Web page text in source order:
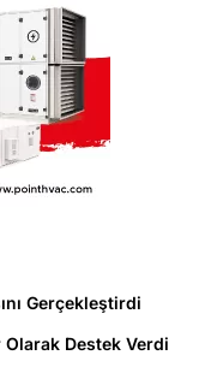
Gerçekleştirdi
Olarak Destek Verdi